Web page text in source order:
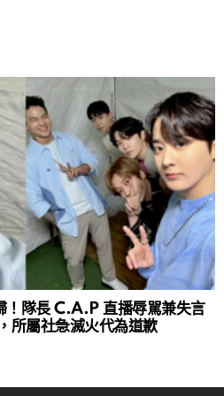
！隊長 C.A.P 直播辱駡兼失言
所屬社急滅火代為道歉